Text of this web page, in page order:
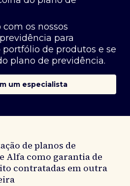
os nossos
para
portfólio de produtos e se
plano de previdência.
um especialista
de planos de
Alfa como garantia de
contratadas em outra